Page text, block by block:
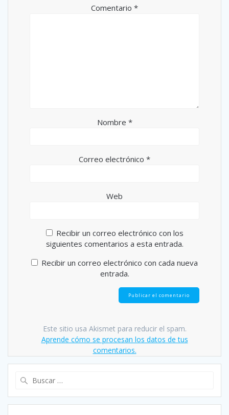
Comentario *
Nombre *
Correo electrónico *
Web
Recibir un correo electrónico con los
siguientes comentarios a esta entrada.
Recibir un correo electrónico con cada nueva
entrada.
Este sitio usa Akismet para reducir el spam.
Aprende cómo se procesan los datos de tus
comentarios.